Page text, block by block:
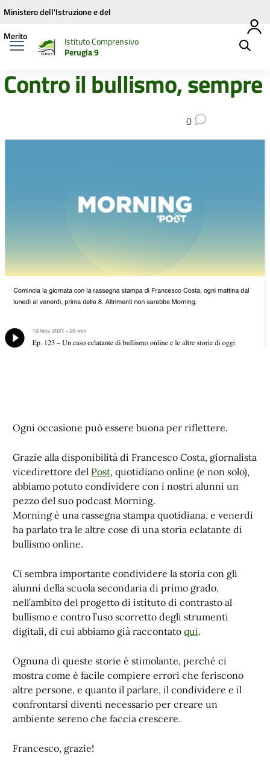
Vai ai contenuti
Vai al menu di navigazione
Vai al footer
Ministero dell'Istruzione e del
Merito
Istituto Comprensivo
Perugia 9
Contro il bullismo, sempre
0
Ogni occasione può essere buona per riflettere.
Grazie alla disponibilità di Francesco Costa, giornalista
vicedirettore del Post, quotidiano online (e non solo),
abbiamo potuto condividere con i nostri alunni un
pezzo del suo podcast Morning.
Morning è una rassegna stampa quotidiana, e venerdì
ha parlato tra le altre cose di una storia eclatante di
bullismo online.
Ci sembra importante condividere la storia con gli
alunni della scuola secondaria di primo grado,
nell’ambito del progetto di istituto di contrasto al
bullismo e contro l’uso scorretto degli strumenti
digitali, di cui abbiamo già raccontato qui.
Ognuna di queste storie è stimolante, perché ci
mostra come è facile compiere errori che feriscono
altre persone, e quanto il parlare, il condividere e il
confrontarsi diventi necessario per creare un
ambiente sereno che faccia crescere.
Francesco, grazie!